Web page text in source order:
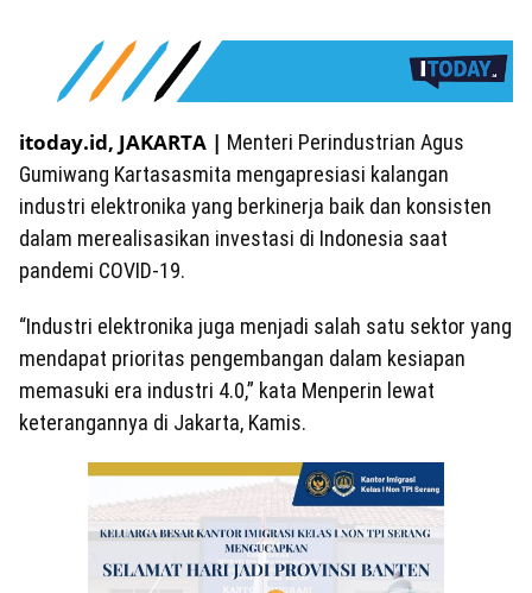
itoday.id, JAKARTA | Menteri Perindustrian Agus
Gumiwang Kartasasmita mengapresiasi kalangan
industri elektronika yang berkinerja baik dan konsisten
dalam merealisasikan investasi di Indonesia saat
pandemi COVID-19.
“Industri elektronika juga menjadi salah satu sektor yang
mendapat prioritas pengembangan dalam kesiapan
memasuki era industri 4.0,” kata Menperin lewat
keterangannya di Jakarta, Kamis.